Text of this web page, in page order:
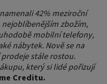
42% meziroční
zbožím,
mobilní telefony,
nábytek. Nově se na
stále rostou.
který si lidé pořizují
Creditu.